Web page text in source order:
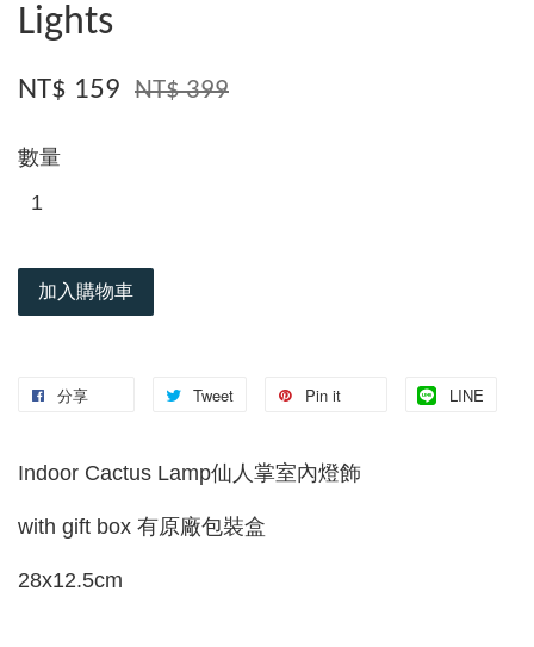
Lights
NT$ 159 NT$ 399
數量
加入購物車
分享 Tweet Pin it LINE
Indoor Cactus Lamp仙人掌室內燈飾
with gift box 有原廠包裝盒
28x12.5cm